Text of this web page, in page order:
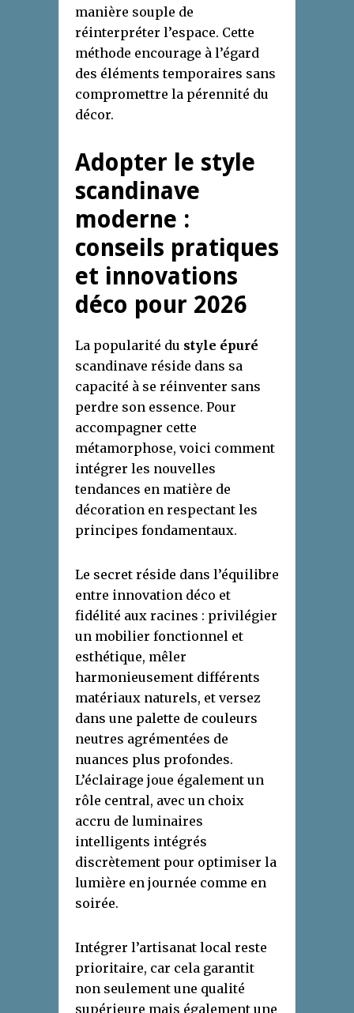
manière souple de
réinterpréter l’espace. Cette
méthode encourage à l’égard
des éléments temporaires sans
compromettre la pérennité du
décor.
Adopter le style
scandinave
moderne :
conseils pratiques
et innovations
déco pour 2026
La popularité du style épuré
scandinave réside dans sa
capacité à se réinventer sans
perdre son essence. Pour
accompagner cette
métamorphose, voici comment
intégrer les nouvelles
tendances en matière de
décoration en respectant les
principes fondamentaux.
Le secret réside dans l’équilibre
entre innovation déco et
fidélité aux racines : privilégier
un mobilier fonctionnel et
esthétique, mêler
harmonieusement différents
matériaux naturels, et versez
dans une palette de couleurs
neutres agrémentées de
nuances plus profondes.
L’éclairage joue également un
rôle central, avec un choix
accru de luminaires
intelligents intégrés
discrètement pour optimiser la
lumière en journée comme en
soirée.
Intégrer l’artisanat local reste
prioritaire, car cela garantit
non seulement une qualité
supérieure mais également une